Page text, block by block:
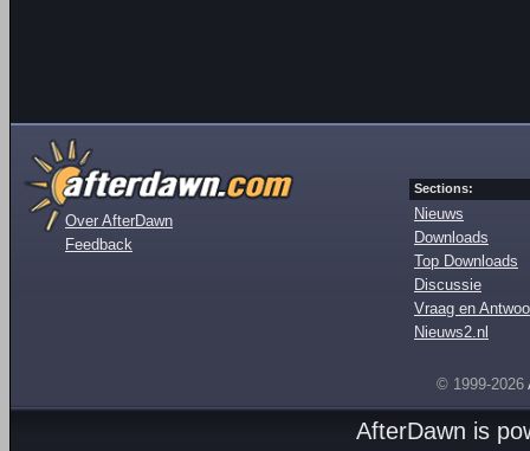
Over AfterDawn
Feedback
Sections:
Nieuws
Downloads
Top Downloads
Discussie
Vraag en
Nieuws2.nl
© 1999-2026
AfterDawn is